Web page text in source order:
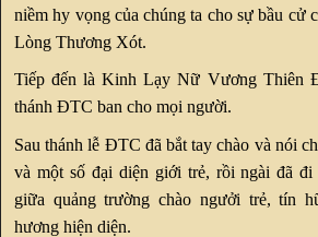
niềm hy vọng của chúng ta cho sự bầu cử
Lòng Thương Xót.
Tiếp đến là Kinh Lạy Nữ Vương Thiên
thánh ĐTC ban cho mọi người.
Sau thánh lễ ĐTC đã bắt tay chào và nói
và một số đại diện giới trẻ, rồi ngài đã đi
giữa quảng trường chào ngưởi trẻ, tín
hương hiện diện.